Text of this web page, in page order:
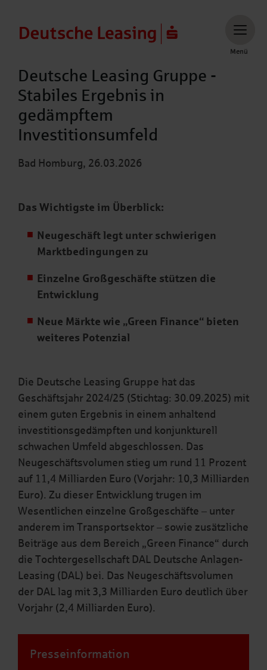
Menü
Menü
Deutsche Leasing Gruppe -
Stabiles Ergebnis in
gedämpftem
Investitionsumfeld
Bad Homburg, 26.03.2026
Das Wichtigste im Überblick:
Neugeschäft legt unter schwierigen
Marktbedingungen zu
Einzelne Großgeschäfte stützen die
Entwicklung
Neue Märkte wie „Green Finance“ bieten
weiteres Potenzial
Die Deutsche Leasing Gruppe hat das
Geschäftsjahr 2024/25 (Stichtag: 30.09.2025) mit
einem guten Ergebnis in einem anhaltend
investitionsgedämpften und konjunkturell
schwachen Umfeld abgeschlossen. Das
Neugeschäftsvolumen stieg um rund 11 Prozent
auf 11,4 Milliarden Euro (Vorjahr: 10,3 Milliarden
Euro). Zu dieser Entwicklung trugen im
Wesentlichen einzelne Großgeschäfte – unter
anderem im Transportsektor – sowie zusätzliche
Beiträge aus dem Bereich „Green Finance“ durch
die Tochtergesellschaft DAL Deutsche Anlagen-
Leasing (DAL) bei. Das Neugeschäftsvolumen
der DAL lag mit 3,3 Milliarden Euro deutlich über
Vorjahr (2,4 Milliarden Euro).
Presseinformation